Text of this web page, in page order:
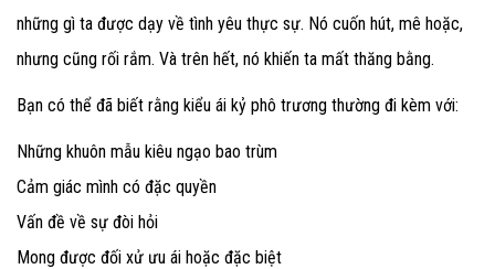
những gì ta được dạy về tình yêu thực sự. Nó cuốn hút, mê hoặc,
nhưng cũng rối rắm. Và trên hết, nó khiến ta mất thăng bằng.
Bạn có thể đã biết rằng kiểu ái kỷ phô trương thường đi kèm với:
Những khuôn mẫu kiêu ngạo bao trùm
Cảm giác mình có đặc quyền
Vấn đề về sự đòi hỏi
Mong được đối xử ưu ái hoặc đặc biệt